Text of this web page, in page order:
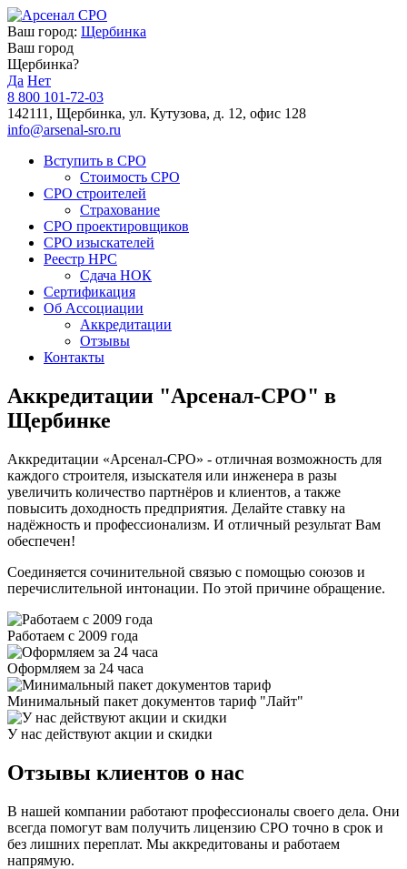
Ваш город: Щербинка
Ваш город
Щербинка?
Да Нет
8 800 101-72-03
142111, Щербинка, ул. Кутузова, д. 12, офис 128
info@arsenal-sro.ru
Вступить в СРО
Стоимость СРО
СРО строителей
Страхование
СРО проектировщиков
СРО изыскателей
Реестр НРС
Сдача НОК
Сертификация
Об Ассоциации
Аккредитации
Отзывы
Контакты
Аккредитации "Арсенал-СРО" в
Щербинке
Аккредитации «Арсенал-СРО» - отличная возможность для
каждого строителя, изыскателя или инженера в разы
увеличить количество партнёров и клиентов, а также
повысить доходность предприятия. Делайте ставку на
надёжность и профессионализм. И отличный результат Вам
обеспечен!
Cоединяется сочинительной связью с помощью союзов и
перечислительной интонации. По этой причине обращение.
Работаем с 2009 года
Оформляем за 24 часа
Минимальный пакет документов тариф "Лайт"
У нас действуют акции и скидки
Отзывы клиентов о нас
В нашей компании работают профессионалы своего дела. Они
всегда помогут вам получить лицензию СРО точно в срок и
без лишних переплат. Мы аккредитованы и работаем
напрямую.